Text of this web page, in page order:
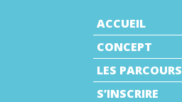
ACCUEIL
CONCEPT
LES PARCOURS
S’INSCRIRE